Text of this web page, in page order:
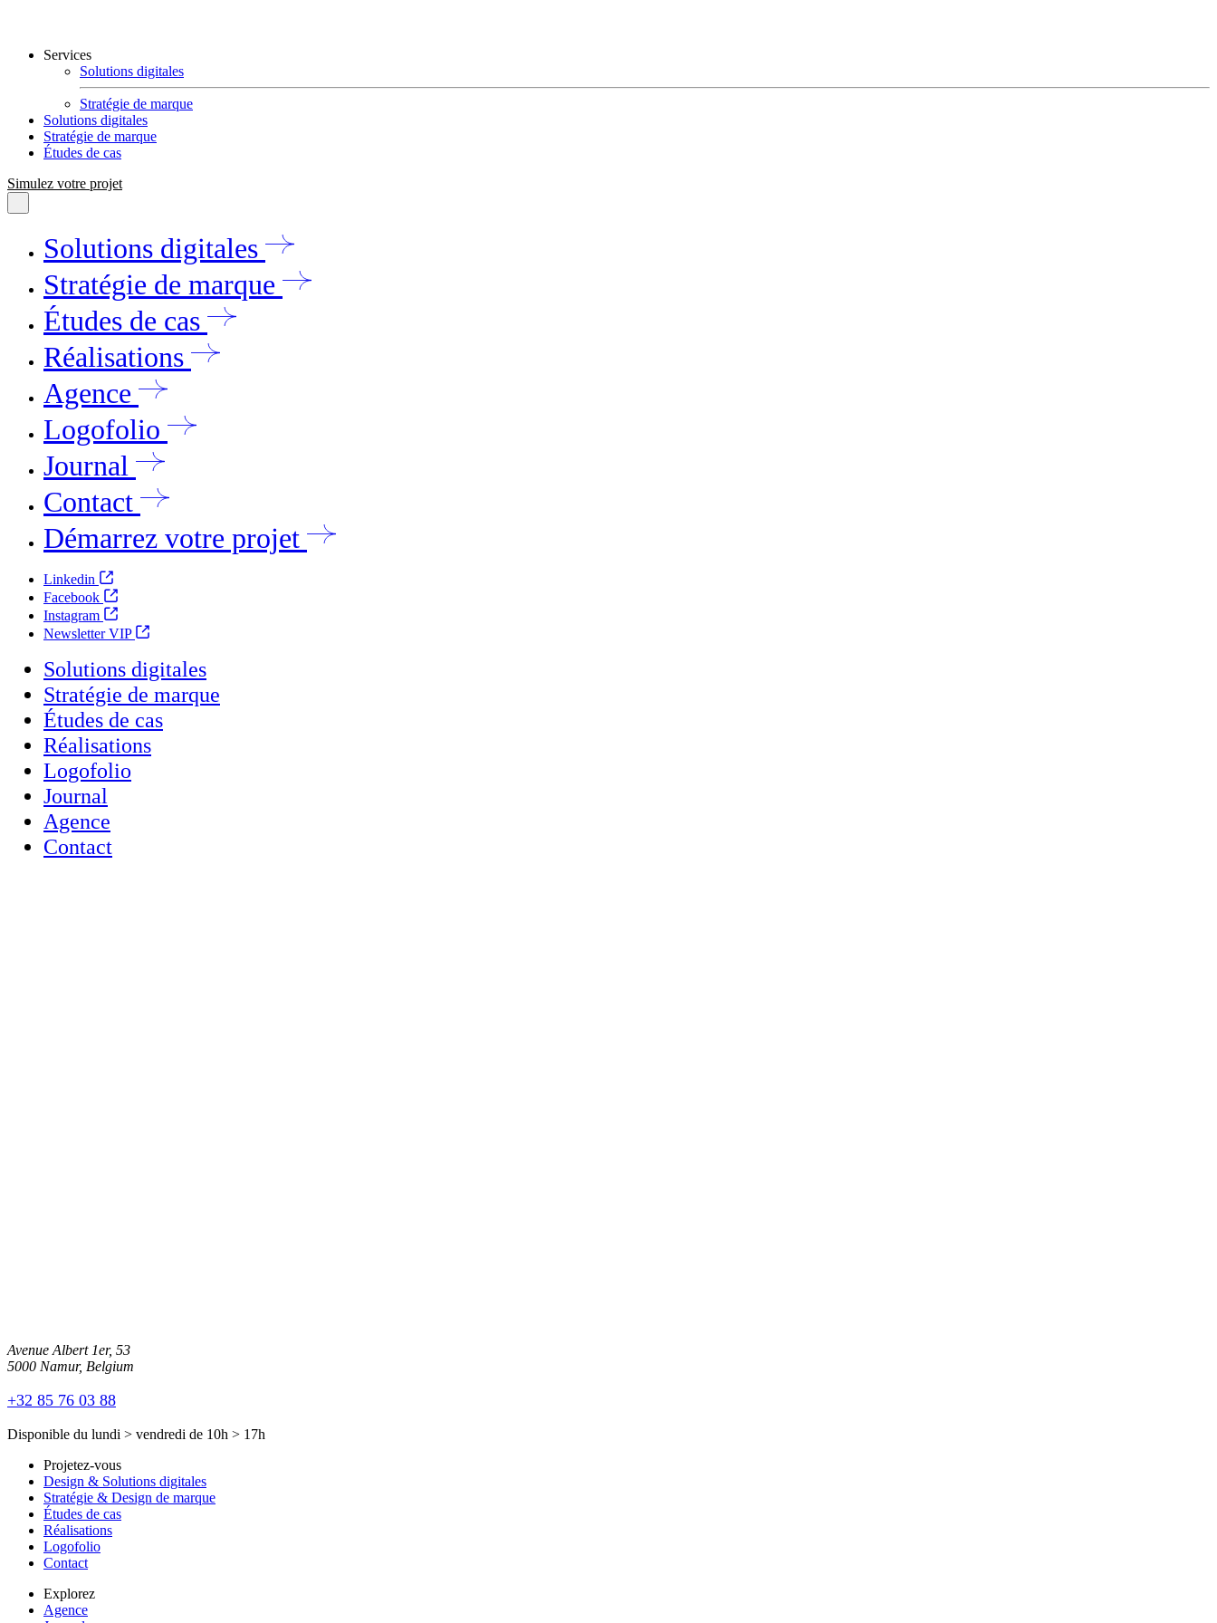
Services
Solutions digitales
Stratégie de marque
Solutions digitales
Stratégie de marque
Études de cas
Simulez votre projet
Solutions digitales
Stratégie de marque
Études de cas
Réalisations
Agence
Logofolio
Journal
Contact
Démarrez votre projet
Linkedin
Facebook
Instagram
Newsletter VIP
Solutions digitales
Stratégie de marque
Études de cas
Réalisations
Logofolio
Journal
Agence
Contact
Avenue Albert 1er, 53
5000 Namur, Belgium
+32 85 76 03 88
Disponible du lundi > vendredi de 10h > 17h
Projetez-vous
Design & Solutions digitales
Stratégie & Design de marque
Études de cas
Réalisations
Logofolio
Contact
Explorez
Agence